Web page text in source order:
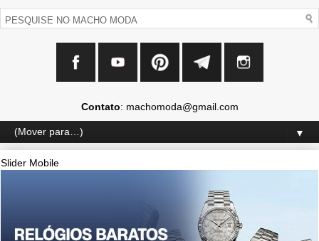
Contato: machomoda@gmail.com
▼
Slider Mobile